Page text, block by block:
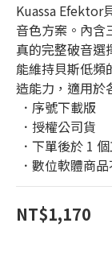
Kuassa Efektor
音色方案。內含
真的完整破音選
能維持貝斯低頻
造能力，適用於
．序號下載版
．授權公司貨
．下單後於 1
．數位軟體商
NT$1,170